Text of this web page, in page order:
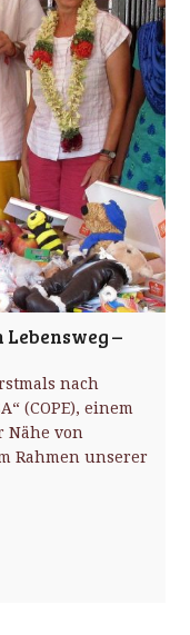
–
nach
(COPE), einem
Nähe von
Rahmen unserer